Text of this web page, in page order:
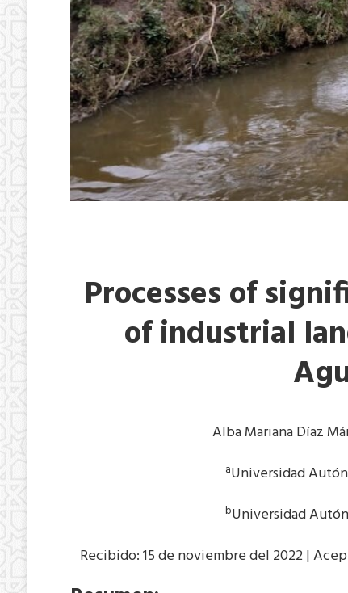
Processes of
of industrial
Alba Mariana Díaz
aUniversidad
bUniversidad
Recibido: 15 de noviembre del 2022 |